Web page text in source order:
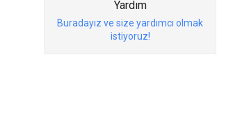
Yardım
Buradayız ve size yardımcı olmak
istiyoruz!